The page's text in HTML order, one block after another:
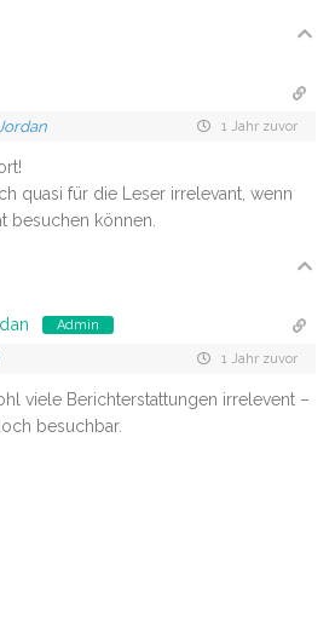
1 Jahr zuvor
quasi für die Leser irrelevant, wenn
besuchen können.
Admin
1 Jahr zuvor
viele Berichterstattungen irrelevent –
besuchbar.